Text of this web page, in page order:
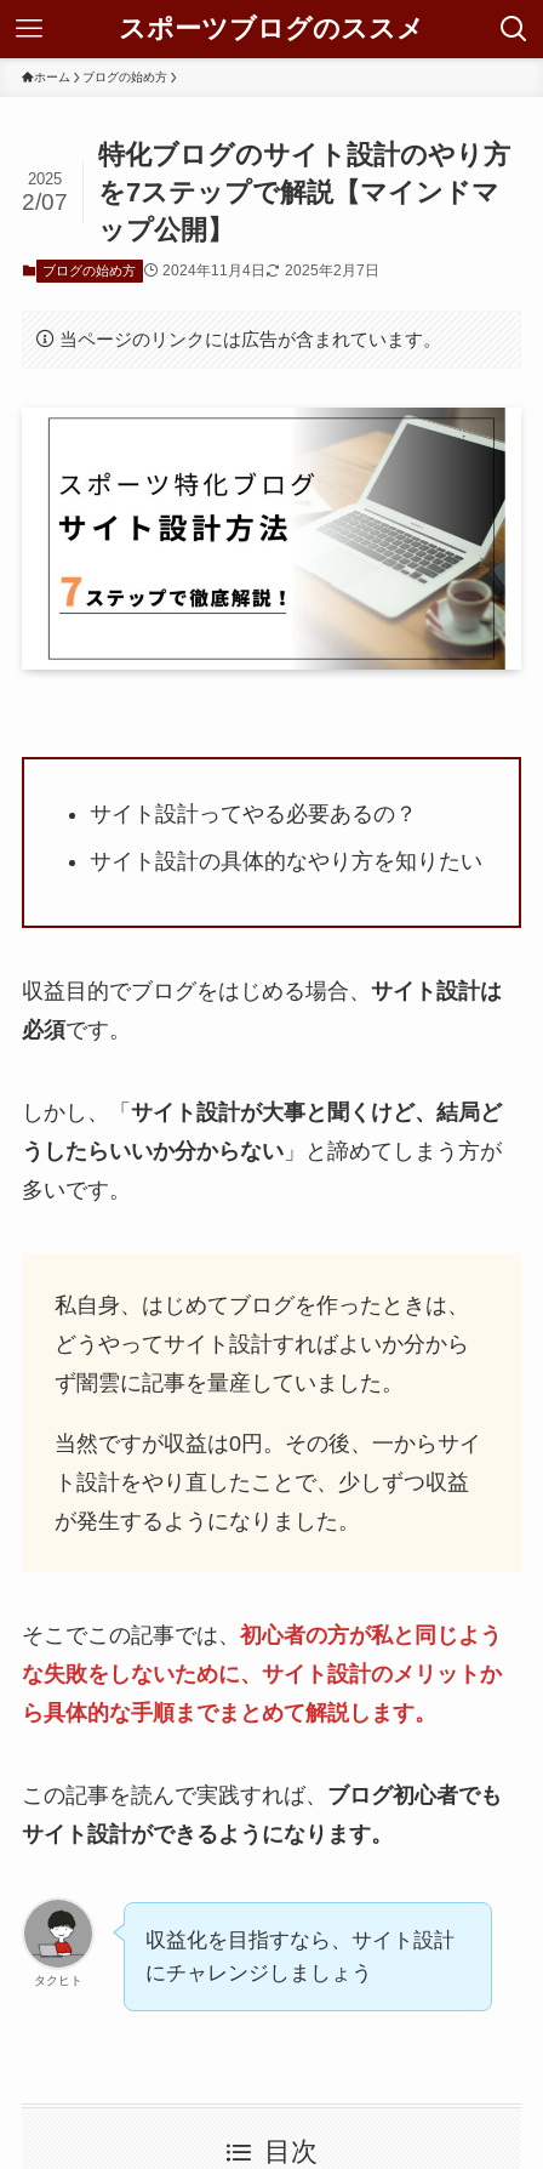
スポーツブログのススメ
ホーム ブログの始め方
特化ブログのサイト設計のやり方
を7ステップで解説【マインドマ
ップ公開】
2025
2/07
ブログの始め方 2024年11月4日 2025年2月7日
当ページのリンクには広告が含まれています。
サイト設計ってやる必要あるの？
サイト設計の具体的なやり方を知りたい
収益目的でブログをはじめる場合、 サイト設計は
必須です。
しかし、「 サイト設計が大事と聞くけど、結局ど
うしたらいいか分からない」と諦めてしまう方が
多いです。
私自身、はじめてブログを作ったときは、
どうやってサイト設計すればよいか分から
ず闇雲に記事を量産していました。
当然ですが収益は0円。その後、一からサイ
ト設計をやり直したことで、少しずつ収益
が発生するようになりました。
そこでこの記事では、 初心者の方が私と同じよう
な失敗をしないために、サイト設計のメリットか
ら具体的な手順までまとめて解説します。
この記事を読んで実践すれば、 ブログ初心者でも
サイト設計ができるようになります。
タクヒト
収益化を目指すなら、サイト設計
にチャレンジしましょう
目次